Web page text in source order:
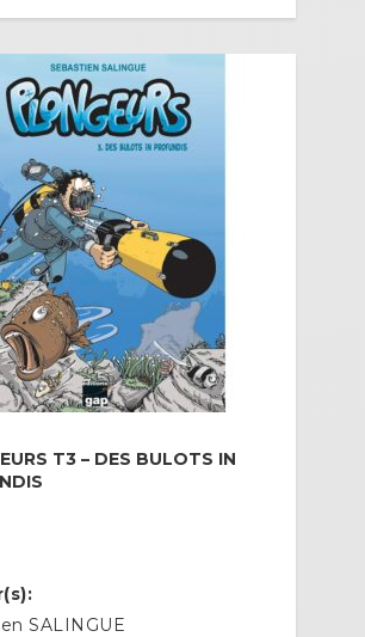
T3 – DES BULOTS IN
SALINGUE